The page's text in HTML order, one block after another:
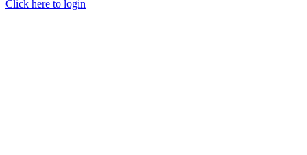
Click here to login